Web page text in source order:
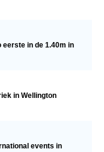
eerste in de 1.40m in
in Wellington
events in